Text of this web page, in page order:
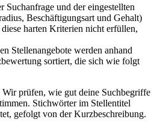
Suchanfrage und der eingestellten
Beschäftigungsart und Gehalt)
harten Kriterien nicht erfüllen,
Stellenangebote werden anhand
sortiert, die sich wie folgt
prüfen, wie gut deine Suchbegriffe
Stichwörter im Stellentitel
gefolgt von der Kurzbeschreibung.